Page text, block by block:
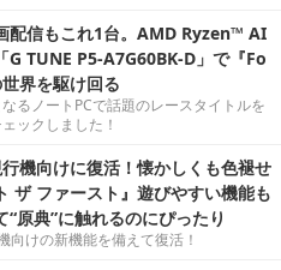
配信もこれ1台。AMD Ryzen™ AI
G TUNE P5-A7G60BK-D」で『Fo
界を駆け回る
るノートPCで話題のレースタイトルを
ックしました！
機向けに復活！懐かしくも色褪せ
ザ ファースト』遊びやすい機能も
原典”に触れるのにぴったり
向けの新機能を備えて復活！